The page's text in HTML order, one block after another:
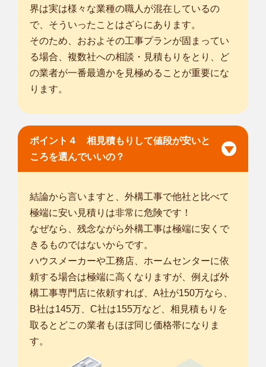
界は実は様々な業種の職人が混在しているの
で、そういったことはざらにあります。
そのため、おおよその工事プランが固まってい
る場合、複数社への相談・見積もりをとり、ど
の業者が一番最適かを見極めることが重要にな
ります。
ポイント４ 相見積もりして値段が安いと
ころを選んでいいの？
結論から言いますと、外構工事で他社と比べて
極端に安い見積りは非常に危険です！
なぜなら、残念ながら外構工事は極端に安くで
きるものではないからです。
ハウスメーカーや工務店、ホームセンターに依
頼する場合は極端に高くなりますが、例えば外
構工事専門店に依頼すれば、A社が150万なら、
B社は145万、C社は155万など、相見積もりを
取るとどこの業者もほぼ同じ価格帯になりま
す。